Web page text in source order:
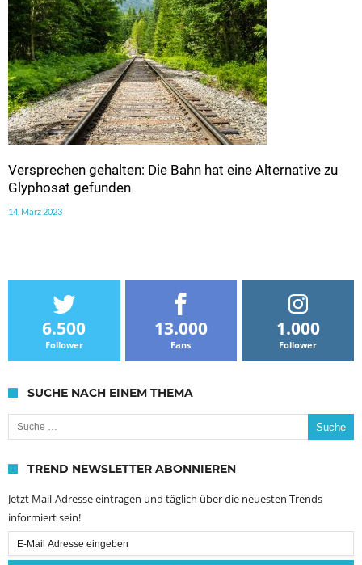
Versprechen gehalten: Die Bahn hat eine Alternative zu
Glyphosat gefunden
14. März 2023
6.500
Follower
13.000
Fans
1.000
Follower
SUCHE NACH EINEM THEMA
Suche nach:
TREND NEWSLETTER ABONNIEREN
Jetzt Mail-Adresse eintragen und täglich über die neuesten Trends
informiert sein!
Email
Subscription